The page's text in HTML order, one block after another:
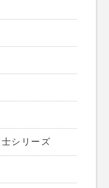
シリーズ